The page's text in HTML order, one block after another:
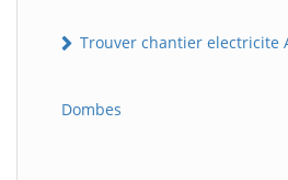
Trouver chantier electricite
Dombes